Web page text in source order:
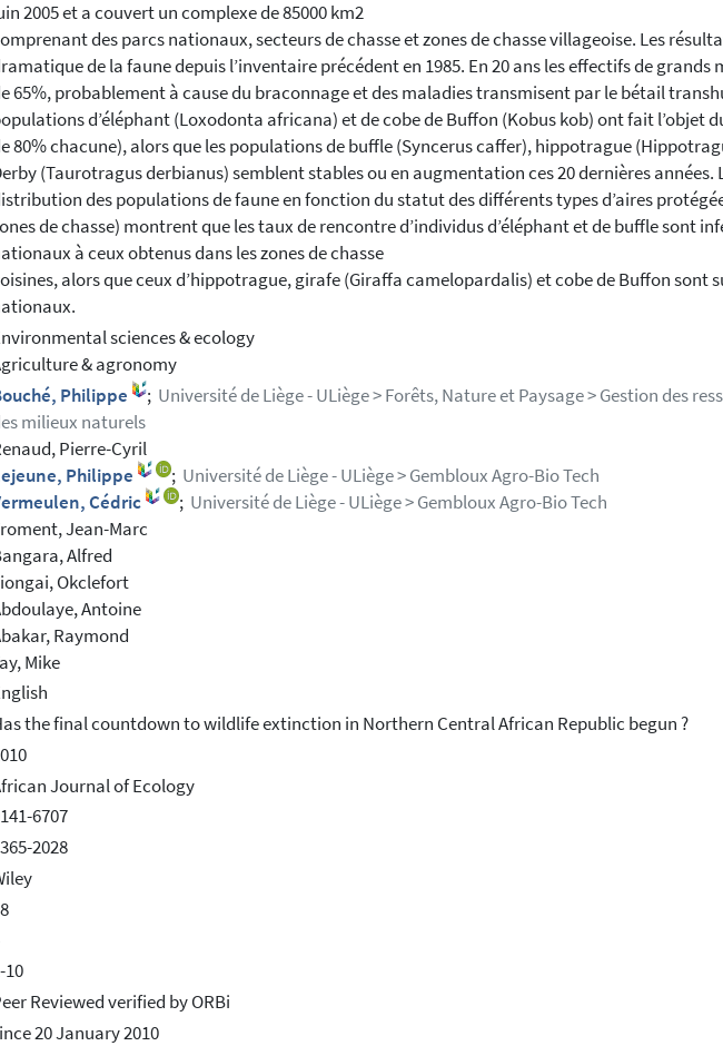
2005 et a couvert un complexe de 85000 km2
des parcs nationaux, secteurs de chasse et zones de chasse villageoise. Les
de la faune depuis l’inventaire précédent en 1985. En 20 ans les effectifs de
65%, probablement à cause du braconnage et des maladies transmisent par le bétail
d’éléphant (Loxodonta africana) et de cobe de Buffon (Kobus kob) ont fait l’objet
80% chacune), alors que les populations de buffle (Syncerus caffer), hippotrague
(Taurotragus derbianus) semblent stables ou en augmentation ces 20 dernières années.
des populations de faune en fonction du statut des différents types d’aires
de chasse) montrent que les taux de rencontre d’individus d’éléphant et de buffle sont
à ceux obtenus dans les zones de chasse
alors que ceux d’hippotrague, girafe (Giraffa camelopardalis) et cobe de Buffon sont
sciences & ecology
& agronomy
Philippe ; Université de Liège - ULiège > Forêts, Nature et Paysage > Gestion des
milieux naturels
Pierre-Cyril
Philippe
; Université de Liège - ULiège > Gembloux Agro-Bio Tech
Cédric
; Université de Liège - ULiège > Gembloux Agro-Bio Tech
Jean-Marc
Alfred
Okclefort
Antoine
Raymond
Mike
the final countdown to wildlife extinction in Northern Central African Republic begun ?
Journal of Ecology
6707
2028
10
Reviewed verified by ORBi
20 January 2010